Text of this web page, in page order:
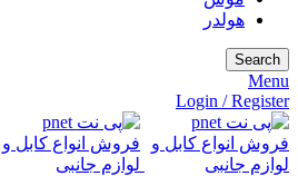
هولدر
Search
Menu
Login / Register